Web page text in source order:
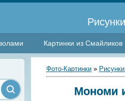
Картинки из Смайликов
Фото-Картинки »
Мономи